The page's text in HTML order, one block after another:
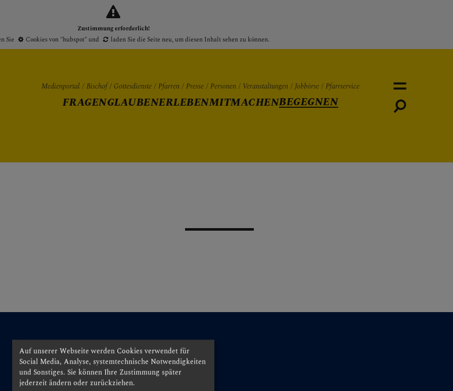
Zustimmung erforderlich!
Sie
Cookies von "hubspot"und laden Sie die Seite neu, um diesen Inhalt sehen zu können.
Medienportal Bischof Gottesdienste Pfarren Presse Personen Veranstaltungen Jobbörse Pfarrservice
FRAGENGLAUBENERLEBENMITMACHENBEGEGNEN
Auf unserer Webseite werden Cookies verwendet für
Social Media, Analyse, systemtechnische Notwendigkeiten
und Sonstiges. Sie können Ihre Zustimmung später
jederzeit ändern oder zurückziehen.